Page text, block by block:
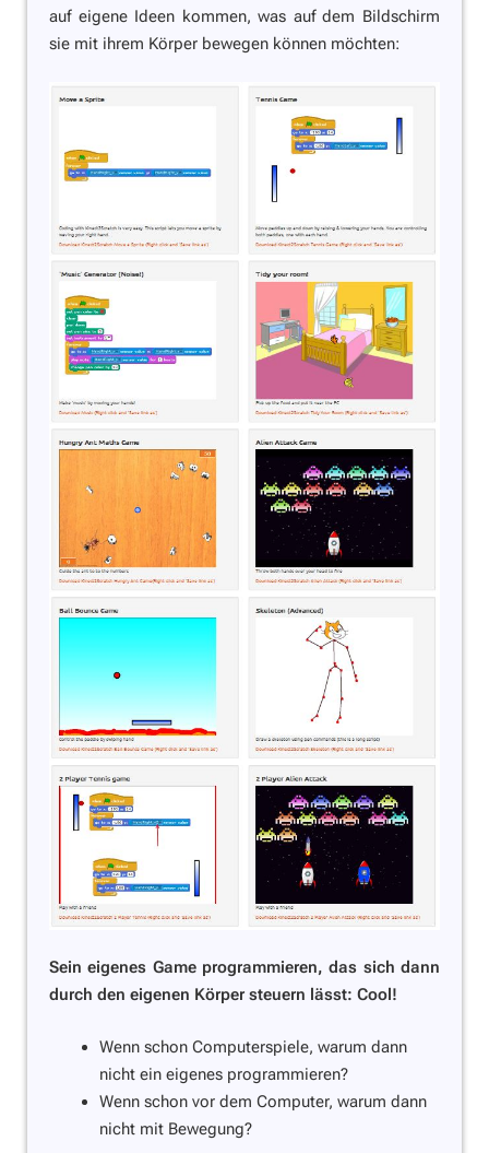
auf eigene Ideen kommen, was auf dem Bildschirm
sie mit ihrem Körper bewegen können möchten:
Sein eigenes Game programmieren, das sich dann
durch den eigenen Körper steuern lässt: Cool!
Wenn schon Computerspiele, warum dann
nicht ein eigenes programmieren?
Wenn schon vor dem Computer, warum dann
nicht mit Bewegung?